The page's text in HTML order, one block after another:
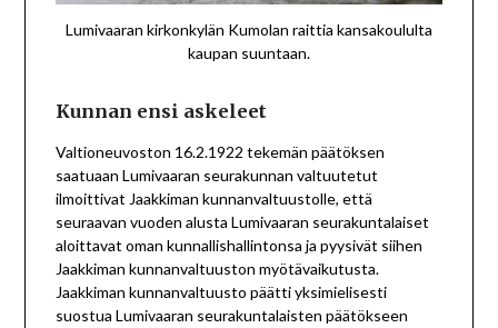
Lumivaaran kirkonkylän Kumolan raittia kansakoululta
kaupan suuntaan.
Kunnan ensi askeleet
Valtioneuvoston 16.2.1922 tekemän päätöksen
saatuaan Lumivaaran seurakunnan valtuutetut
ilmoittivat Jaakkiman kunnanvaltuustolle, että
seuraavan vuoden alusta Lumivaaran seurakuntalaiset
aloittavat oman kunnallishallintonsa ja pyysivät siihen
Jaakkiman kunnanvaltuuston myötävaikutusta.
Jaakkiman kunnanvaltuusto päätti yksimielisesti
suostua Lumivaaran seurakuntalaisten päätökseen